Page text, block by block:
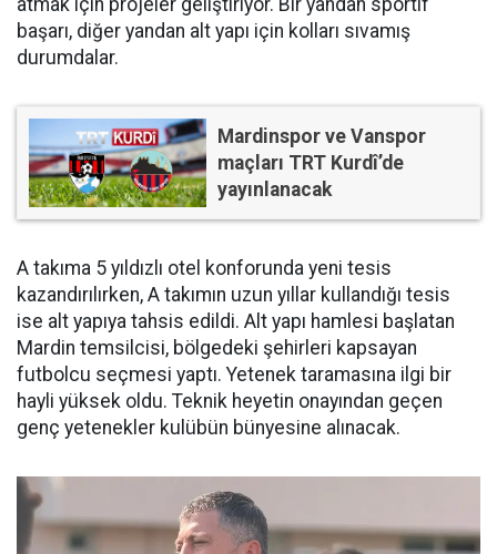
başarı, diğer yandan alt yapı için kolları sıvamış
durumdalar.
Mardinspor ve Vanspor
maçları TRT Kurdî’de
yayınlanacak
A takıma 5 yıldızlı otel konforunda yeni tesis
kazandırılırken, A takımın uzun yıllar kullandığı tesis
ise alt yapıya tahsis edildi. Alt yapı hamlesi başlatan
Mardin temsilcisi, bölgedeki şehirleri kapsayan
futbolcu seçmesi yaptı. Yetenek taramasına ilgi bir
hayli yüksek oldu. Teknik heyetin onayından geçen
genç yetenekler kulübün bünyesine alınacak.